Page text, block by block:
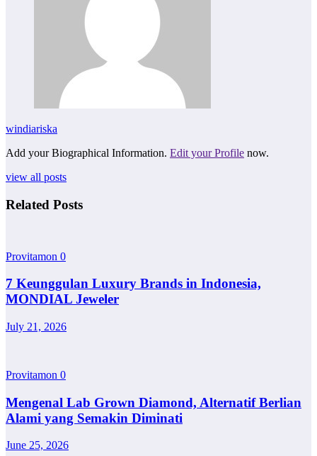
windiariska
Add your Biographical Information. Edit your Profile now.
view all posts
Related Posts
Provitamon 0
7 Keunggulan Luxury Brands in Indonesia,
MONDIAL Jeweler
July 21, 2026
Provitamon 0
Mengenal Lab Grown Diamond, Alternatif Berlian
Alami yang Semakin Diminati
June 25, 2026